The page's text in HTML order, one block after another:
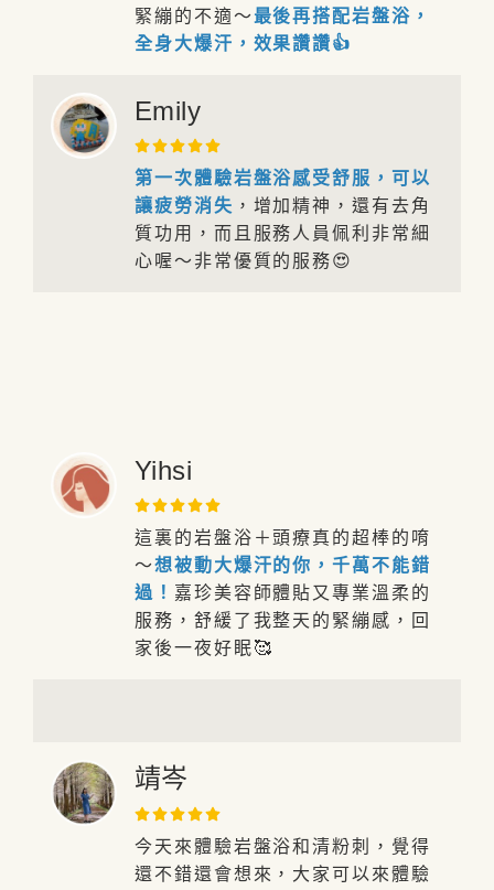
緊繃的不適～最後再搭配岩盤浴，
全身大爆汗，效果讚讚👍
Emily
第一次體驗岩盤浴感受舒服，可以
讓疲勞消失 ，增加精神，還有去角
質功用，而且服務人員佩利非常細
心喔～非常優質的服務😍
Yihsi
這裏的岩盤浴＋頭療真的超棒的唷
～想被動大爆汗的你，千萬不能錯
過！ 嘉珍美容師體貼又專業溫柔的
服務，舒緩了我整天的緊繃感，回
家後一夜好眠🥰
靖岑
今天來體驗岩盤浴和清粉刺，覺得
還不錯還會想來，大家可以來體驗